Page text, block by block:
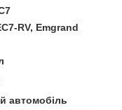
RV, Emgrand
автомобіль